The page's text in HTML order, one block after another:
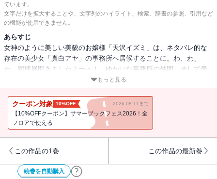
ています。
文字だけを拡大することや、文字列のハイライト、検索、辞書の参照、引用など
の機能が使用できません。
あらすじ
女神のように美しい美貌のお嬢様「天沢イズミ」は、ネタバレ的な
存在の美少女「真白アヤ」の事務所へ居候することに。わ、わ、
わ、同棲展開きましたよーっ！ ゆかいな事務所の仲間、そして最
強のゴースト・バスター「南天シズル」までもが、天沢さんの魅力
ィー"、幅広い読者の支持を得ての第2巻!!
もっと見る
クーポン対象 10%OFF 2026.08.11まで
【10%OFFクーポン】サマーブックフェス2026！全
フロアで使える
この作品の1巻 この作品の最新巻
続巻を自動購入